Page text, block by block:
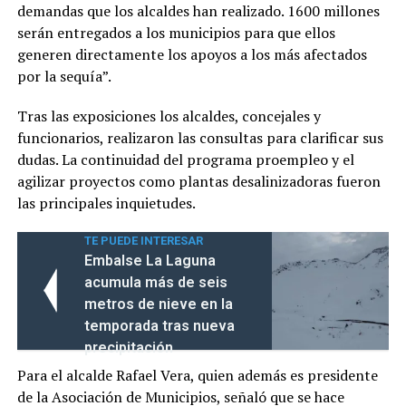
demandas que los alcaldes han realizado. 1600 millones
serán entregados a los municipios para que ellos
generen directamente los apoyos a los más afectados
por la sequía”.
Tras las exposiciones los alcaldes, concejales y
funcionarios, realizaron las consultas para clarificar sus
dudas. La continuidad del programa proempleo y el
agilizar proyectos como plantas desalinizadoras fueron
las principales inquietudes.
TE PUEDE INTERESAR
Embalse La Laguna
acumula más de seis
metros de nieve en la
temporada tras nueva
precipitación
Para el alcalde Rafael Vera, quien además es presidente
de la Asociación de Municipios, señaló que se hace